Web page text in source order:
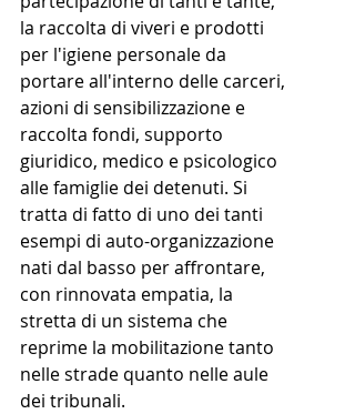
la raccolta di viveri e prodotti
per l'igiene personale da
portare all'interno delle carceri,
azioni di sensibilizzazione e
raccolta fondi, supporto
giuridico, medico e psicologico
alle famiglie dei detenuti. Si
tratta di fatto di uno dei tanti
esempi di auto-organizzazione
nati dal basso per affrontare,
con rinnovata empatia, la
stretta di un sistema che
reprime la mobilitazione tanto
nelle strade quanto nelle aule
dei tribunali.